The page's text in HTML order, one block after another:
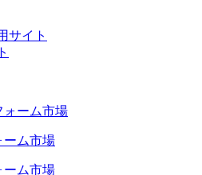
サイト
ーム市場